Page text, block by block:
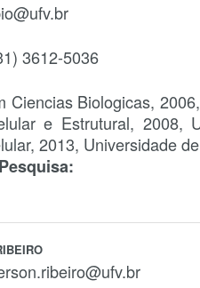
3612-5036
Ciencias Biologicas,
e Estrutural, 2008,
2013, Universidade